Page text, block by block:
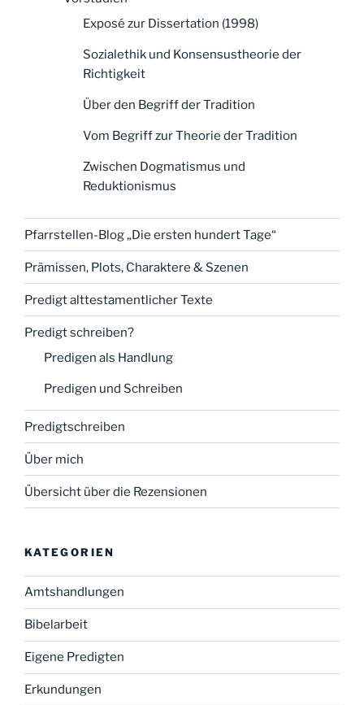
Exposé zur Dissertation (1998)
Sozialethik und Konsensustheorie der
Richtigkeit
Über den Begriff der Tradition
Vom Begriff zur Theorie der Tradition
Zwischen Dogmatismus und
Reduktionismus
Pfarrstellen-Blog „Die ersten hundert Tage“
Prämissen, Plots, Charaktere & Szenen
Predigt alttestamentlicher Texte
Predigt schreiben?
Predigen als Handlung
Predigen und Schreiben
Predigtschreiben
Über mich
Übersicht über die Rezensionen
KATEGORIEN
Amtshandlungen
Bibelarbeit
Eigene Predigten
Erkundungen